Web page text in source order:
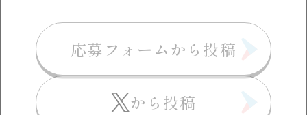
応募フォームから投稿
から投稿